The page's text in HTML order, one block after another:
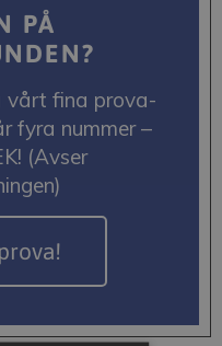
PÅ
fina prova-
fyra nummer –
(Avser